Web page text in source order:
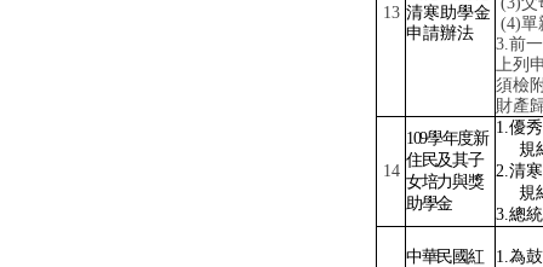
13 清寒助學金
申請辦法
(4)單
3.前
上列
須檢
財產
14
109學年度新
住民及其子
女培力與獎
助學金
1.優
規
2.清
規
3.總
中華民國紅
1.為